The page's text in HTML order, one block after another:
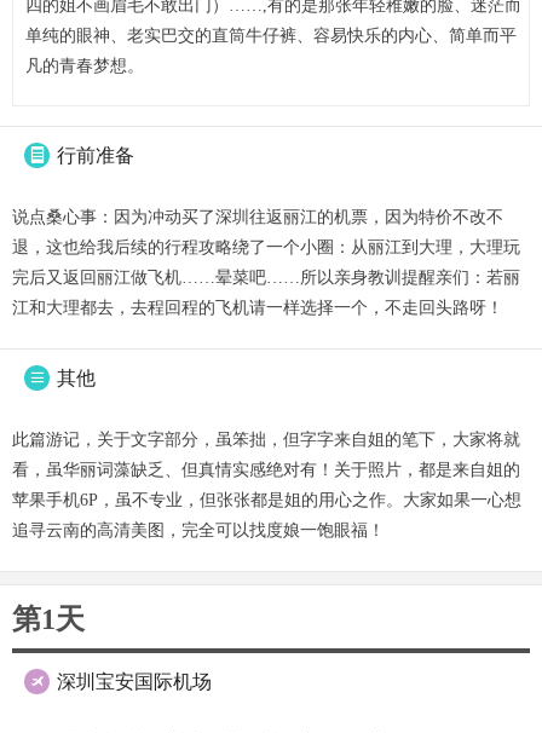
四的姐不画眉毛不敢出门）……,有的是那张年轻稚嫩的脸、迷茫而
单纯的眼神、老实巴交的直筒牛仔裤、容易快乐的内心、简单而平
凡的青春梦想。
 行前准备
说点桑心事：因为冲动买了深圳往返丽江的机票，因为特价不改不
退，这也给我后续的行程攻略绕了一个小圈：从丽江到大理，大理玩
完后又返回丽江做飞机……晕菜吧……所以亲身教训提醒亲们：若丽
江和大理都去，去程回程的飞机请一样选择一个，不走回头路呀！
 其他
此篇游记，关于文字部分，虽笨拙，但字字来自姐的笔下，大家将就
看，虽华丽词藻缺乏、但真情实感绝对有！关于照片，都是来自姐的
苹果手机6P，虽不专业，但张张都是姐的用心之作。大家如果一心想
追寻云南的高清美图，完全可以找度娘一饱眼福！
第1天
 深圳宝安国际机场